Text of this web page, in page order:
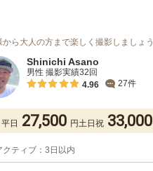
から大人の方まで楽しく撮影しましょう
Shinichi Asano
男性 撮影実績32回
4.96
27件
平日 27,500 円土日祝 33,000
クティブ：3日以内